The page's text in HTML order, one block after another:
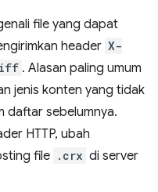
file yang dapat
header X-
. Alasan paling umum
jenis konten yang tidak
daftar sebelumnya.
HTTP, ubah
file .crx di server